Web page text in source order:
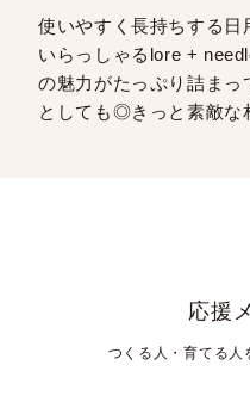
使いやすく長持ちする日
いらっしゃるlore +
の魅力がたっぷり詰まっ
としても◎きっと素敵な
応援
つくる人・育てる人